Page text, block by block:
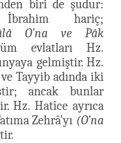
biri de şudur:
hariç;
O’na ve Pâk
evlatları Hz.
gelmiştir. Hz.
ve Tayyib adında iki
ancak bunlar
Hz. Hatîce ayrıca
Zehrâ’yı (O’na